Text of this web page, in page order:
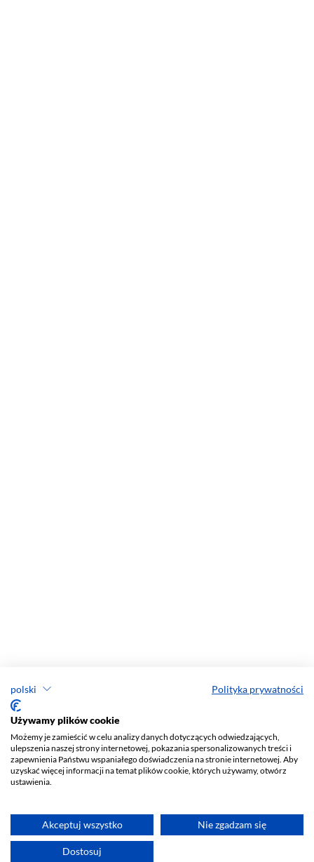
polski Polityka prywatności
Używamy plików cookie
Możemy je zamieścić w celu analizy danych dotyczących odwiedzających,
ulepszenia naszej strony internetowej, pokazania spersonalizowanych treści i
zapewnienia Państwu wspaniałego doświadczenia na stronie internetowej. Aby
uzyskać więcej informacji na temat plików cookie, których używamy, otwórz
ustawienia.
Akceptuj wszystko Nie zgadzam się
Dostosuj